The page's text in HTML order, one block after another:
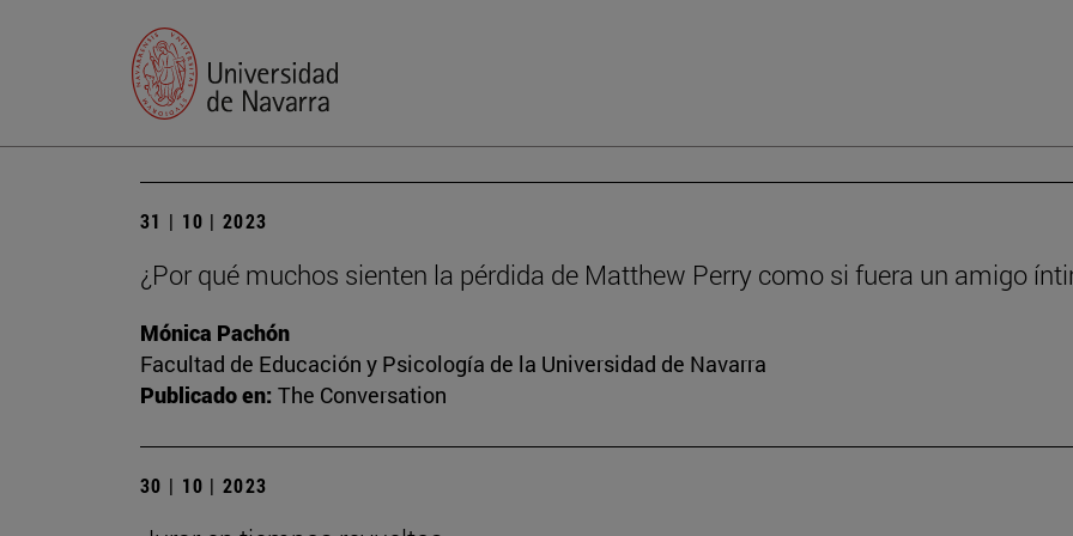
31 | 10 | 2023
¿Por qué muchos sienten la pérdida de Matthew Perry como si fuera un amigo
Mónica Pachón
Facultad de Educación y Psicología de la Universidad de Navarra
Publicado en: The Conversation
30 | 10 | 2023